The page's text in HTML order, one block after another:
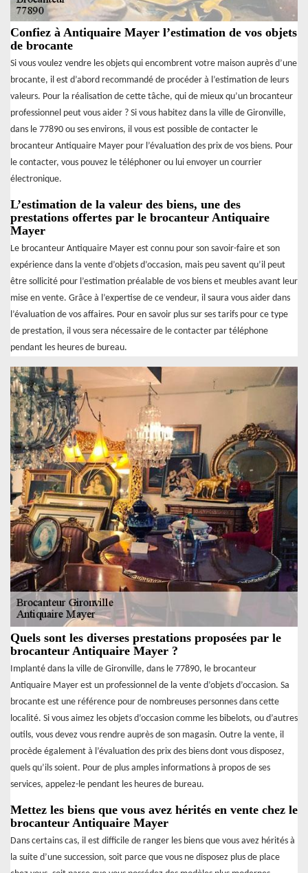
Confiez à Antiquaire Mayer l’estimation de vos objets
de brocante
Si vous voulez vendre les objets qui encombrent votre maison auprès d’une
brocante, il est d’abord recommandé de procéder à l’estimation de leurs
valeurs. Pour la réalisation de cette tâche, qui de mieux qu’un brocanteur
professionnel peut vous aider ? Si vous habitez dans la ville de Gironville,
dans le 77890 ou ses environs, il vous est possible de contacter le
brocanteur Antiquaire Mayer pour l’évaluation des prix de vos biens. Pour
le contacter, vous pouvez le téléphoner ou lui envoyer un courrier
électronique.
L’estimation de la valeur des biens, une des
prestations offertes par le brocanteur Antiquaire
Mayer
Le brocanteur Antiquaire Mayer est connu pour son savoir-faire et son
expérience dans la vente d’objets d’occasion, mais peu savent qu’il peut
être sollicité pour l’estimation préalable de vos biens et meubles avant leur
mise en vente. Grâce à l’expertise de ce vendeur, il saura vous aider dans
l’évaluation de vos affaires. Pour en savoir plus sur ses tarifs pour ce type
de prestation, il vous sera nécessaire de le contacter par téléphone
pendant les heures de bureau.
Quels sont les diverses prestations proposées par le
brocanteur Antiquaire Mayer ?
Implanté dans la ville de Gironville, dans le 77890, le brocanteur
Antiquaire Mayer est un professionnel de la vente d’objets d’occasion. Sa
brocante est une référence pour de nombreuses personnes dans cette
localité. Si vous aimez les objets d’occasion comme les bibelots, ou d’autres
outils, vous devez vous rendre auprès de son magasin. Outre la vente, il
procède également à l’évaluation des prix des biens dont vous disposez,
quels qu’ils soient. Pour de plus amples informations à propos de ses
services, appelez-le pendant les heures de bureau.
Mettez les biens que vous avez hérités en vente chez le
brocanteur Antiquaire Mayer
Dans certains cas, il est difficile de ranger les biens que vous avez hérités à
la suite d’une succession, soit parce que vous ne disposez plus de place